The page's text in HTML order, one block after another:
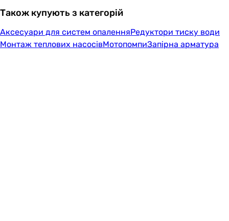
Також купують з категорій
Аксесуари для систем опаленняРедуктори тиску води
Монтаж теплових насосівМотопомпиЗапірна арматура